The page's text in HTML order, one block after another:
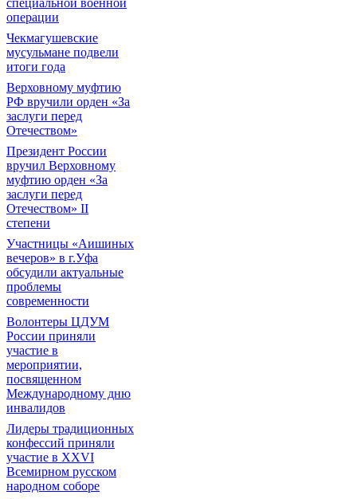
специальной военной
операции
Чекмагушевские
мусульмане подвели
итоги года
Верховному муфтию
РФ вручили орден «За
заслуги перед
Отечеством»
Президент России
вручил Верховному
муфтию орден «За
заслуги перед
Отечеством» II
степени
Участницы «Аишиных
вечеров» в г.Уфа
обсудили актуальные
проблемы
современности
Волонтеры ЦДУМ
России приняли
участие в
мероприятии,
посвященном
Международному дню
инвалидов
Лидеры традиционных
конфессий приняли
участие в XXVI
Всемирном русском
народном соборе